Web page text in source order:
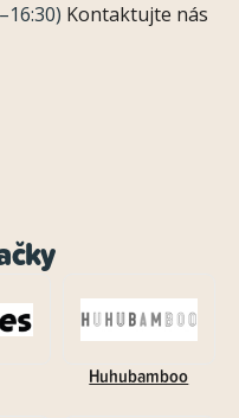
Kontaktujte nás
Huhubamboo